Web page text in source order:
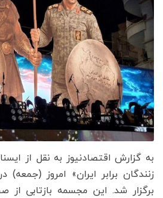
به گزارش اقتصادنیوز به نقل از
زنندگان برابر ایران» امروز (جمعه)
برگزار شد. این مجسمه بازتابی